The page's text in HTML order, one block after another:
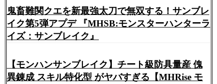
鬼畜難関クエを新最強太刀で無双する！サンブレ
イク第5弾アプデ 『MHSB:モンスターハンターラ
イズ：サンブレイク』
【モンハンサンブレイク】チート級防具量産 傀
異錬成 スキル特化型 がヤバすぎる【MHRise モ